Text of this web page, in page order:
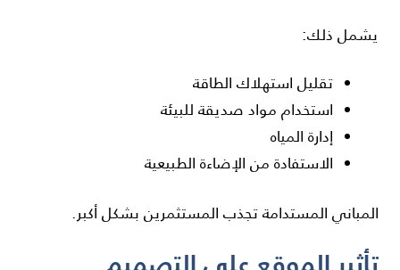
يشمل ذلك:
تقليل استهلاك الطاقة
استخدام مواد صديقة للبيئة
إدارة المياه
الاستفادة من الإضاءة الطبيعية
المباني المستدامة تجذب المستثمرين بشكل أكبر.